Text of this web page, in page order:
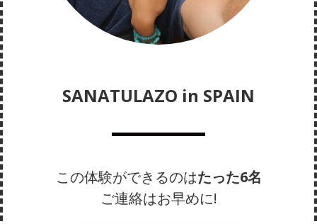
SANATULAZO in SPAIN
この体験ができるのはたった6名
ご連絡はお早めに!